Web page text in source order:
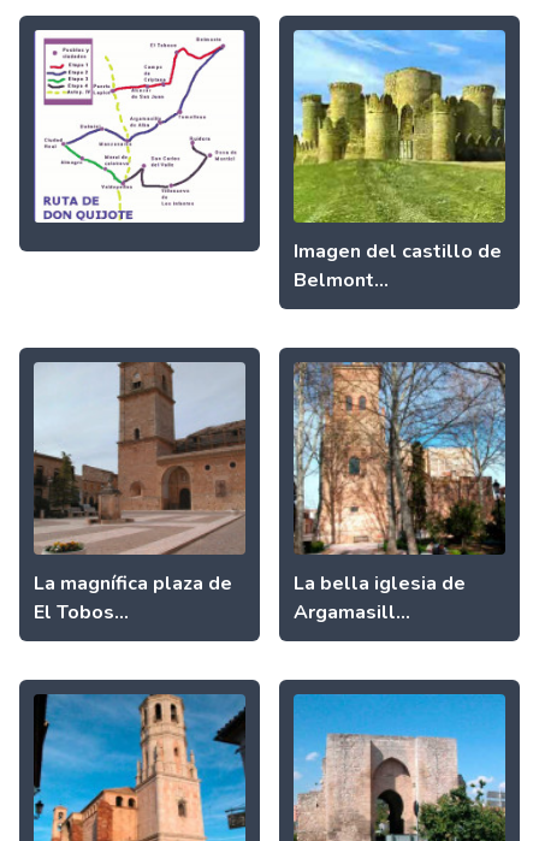
Imagen del castillo de
Belmont...
La magnífica plaza de
El Tobos...
La bella iglesia de
Argamasill...